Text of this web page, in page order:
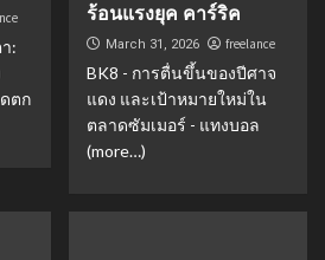
:
ตก
ร้อนแรงยุค คาร์ริค
March 31, 2026 freelance
BK8 - การตื่นขึ้นของปีศาจ
แดง และเป้าหมายใหม่ใน
ตลาดซัมเมอร์ - แทงบอล
(more…)